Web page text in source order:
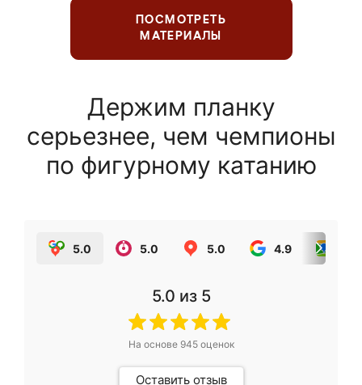
ПОСМОТРЕТЬ
МАТЕРИАЛЫ
Держим планку
серьезнее, чем чемпионы
по фигурному катанию
5.0 5.0 5.0 4.9
5.0 из 5
На основе 945оценок
Оставить отзыв